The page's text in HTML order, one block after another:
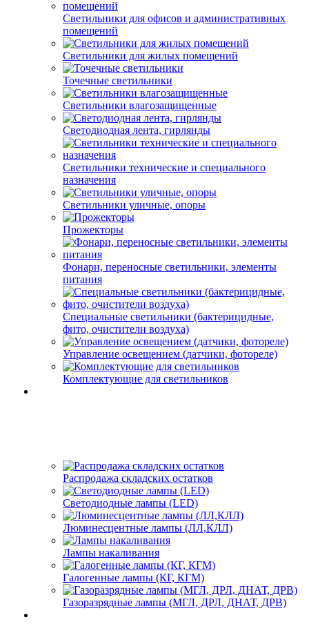
Светильники для офисов и административных
помещений
Светильники для жилых помещений
Точечные светильники
Светильники влагозащищенные
Светодиодная лента, гирлянды
Светильники технические и специального
назначения
Светильники уличные, опоры
Прожекторы
Фонари, переносные светильники, элементы
питания
Специальные светильники (бактерицидные,
фито, очистители воздуха)
Управление освещением (датчики, фотореле)
Комплектующие для светильников
Распродажа складских остатков
Светодиодные лампы (LED)
Люминесцентные лампы (ЛЛ,КЛЛ)
Лампы накаливания
Галогенные лампы (КГ, КГМ)
Газоразрядные лампы (МГЛ, ДРЛ, ДНАТ, ДРВ)